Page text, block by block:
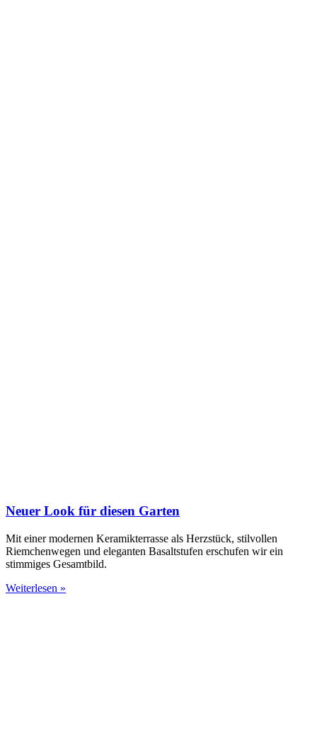
Neuer Look für diesen Garten
Mit einer modernen Keramikterrasse als Herzstück, stilvollen
Riemchenwegen und eleganten Basaltstufen erschufen wir ein
stimmiges Gesamtbild.
Weiterlesen »